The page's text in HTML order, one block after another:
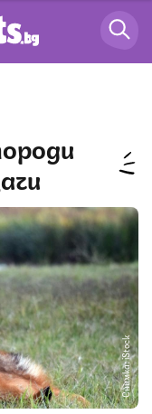
Снимка: iStock